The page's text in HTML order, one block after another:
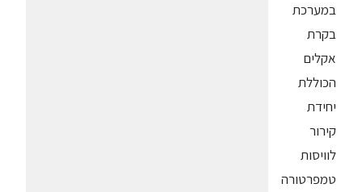
במערכת
בקרת
אקלים
הכוללת
יחידת
קירור
לוויסות
טמפרטורה